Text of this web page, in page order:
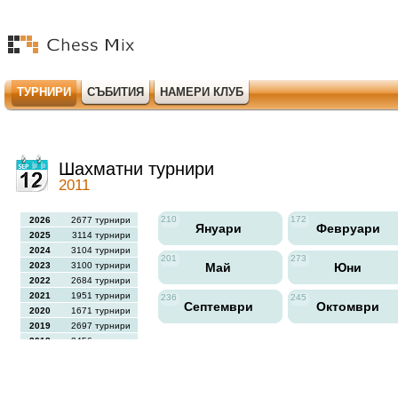
ТУРНИРИ СЪБИТИЯ НАМЕРИ КЛУБ
Шахматни турнири
2011
2026
2677 турнири
2025
3114 турнири
2024
3104 турнири
2023
3100 турнири
2022
2684 турнири
2021
1951 турнири
2020
1671 турнири
2019
2697 турнири
2018
2456 турнири
210
Януари
172
Февруари
201
Май
273
Юни
236
Септември
245
Октомври